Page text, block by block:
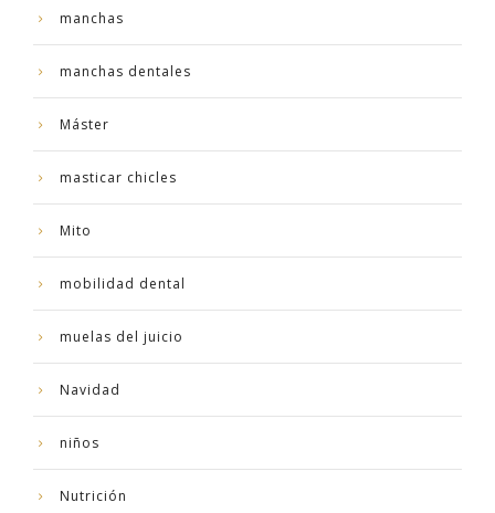
manchas
manchas dentales
Máster
masticar chicles
Mito
mobilidad dental
muelas del juicio
Navidad
niños
Nutrición